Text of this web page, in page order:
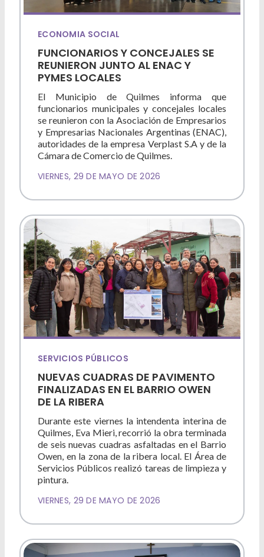
ECONOMIA SOCIAL
FUNCIONARIOS Y CONCEJALES SE
REUNIERON JUNTO AL ENAC Y
PYMES LOCALES
El Municipio de Quilmes informa que
funcionarios municipales y concejales locales
se reunieron con la Asociación de Empresarios
y Empresarias Nacionales Argentinas (ENAC),
autoridades de la empresa Verplast S.A y de la
Cámara de Comercio de Quilmes.
VIERNES, 29 DE MAYO DE 2026
SERVICIOS PÚBLICOS
NUEVAS CUADRAS DE PAVIMENTO
FINALIZADAS EN EL BARRIO OWEN
DE LA RIBERA
Durante este viernes la intendenta interina de
Quilmes, Eva Mieri, recorrió la obra terminada
de seis nuevas cuadras asfaltadas en el Barrio
Owen, en la zona de la ribera local. El Área de
Servicios Públicos realizó tareas de limpieza y
pintura.
VIERNES, 29 DE MAYO DE 2026